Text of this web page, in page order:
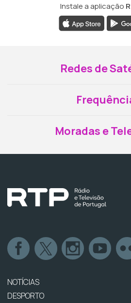
Instale a aplicação
Redes de
Moradas e
NOTÍCIAS
DESPORTO